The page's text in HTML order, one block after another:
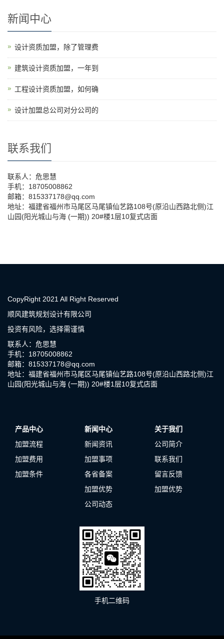
新闻中心
设计资质加盟，除了管理费
建筑设计资质加盟，一年到
工程设计资质加盟，如何确
设计加盟总公司对分公司的
联系我们
联系人：危思慧
手机：18705008862
邮箱：815337178@qq.com
地址：福建省福州市马尾区马尾镇仙艺路108号(原沿山西路北侧)江
山园(阳光城山与海 (一期)) 20#楼1层10复式店面
CopyRight 2021 All Right Reserved
顺风建筑规划设计有限公司
投资有风险，选择需谨慎
联系人：危思慧
手机：18705008862
邮箱：815337178@qq.com
地址：福建省福州市马尾区马尾镇仙艺路108号(原沿山西路北侧)江
山园(阳光城山与海 (一期)) 20#楼1层10复式店面
产品中心
加盟流程
加盟费用
加盟条件
新闻中心
新闻资讯
加盟事项
各省备案
加盟优势
公司动态
关于我们
公司简介
联系我们
留言反馈
加盟优势
手机二维码